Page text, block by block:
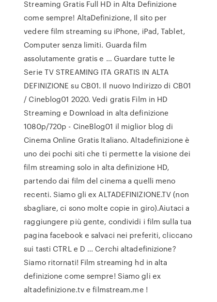
Streaming Gratis Full HD in Alta Definizione
come sempre! AltaDefinizione, Il sito per
vedere film streaming su iPhone, iPad, Tablet,
Computer senza limiti. Guarda film
assolutamente gratis e … Guardare tutte le
Serie TV STREAMING ITA GRATIS IN ALTA
DEFINIZIONE su CB01. Il nuovo Indirizzo di CB01
/ Cineblog01 2020. Vedi gratis Film in HD
Streaming e Download in alta definizione
1080p/720p - CineBlog01 il miglior blog di
Cinema Online Gratis Italiano. Altadefinizione è
uno dei pochi siti che ti permette la visione dei
film streaming solo in alta definizione HD,
partendo dai film del cinema a quelli meno
recenti. Siamo gli ex ALTADEFINIZIONE.TV (non
sbagliare, ci sono molte copie in giro).Aiutaci a
raggiungere più gente, condividi i film sulla tua
pagina facebook e salvaci nei preferiti, cliccano
sui tasti CTRL e D … Cerchi altadefinizione?
Siamo ritornati! Film streaming hd in alta
definizione come sempre! Siamo gli ex
altadefinizione.tv e filmstream.me !